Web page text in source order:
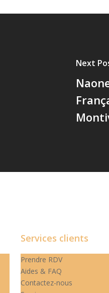
Next
Services clients
Prendre RDV
Aides & FAQ
Contactez-nous